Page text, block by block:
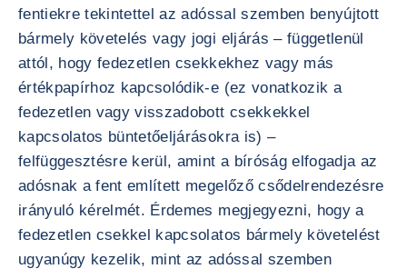
fentiekre tekintettel az adóssal szemben benyújtott
bármely követelés vagy jogi eljárás – függetlenül
attól, hogy fedezetlen csekkekhez vagy más
értékpapírhoz kapcsolódik-e (ez vonatkozik a
fedezetlen vagy visszadobott csekkekkel
kapcsolatos büntetőeljárásokra is) –
felfüggesztésre kerül, amint a bíróság elfogadja az
adósnak a fent említett megelőző csődelrendezésre
irányuló kérelmét. Érdemes megjegyezni, hogy a
fedezetlen csekkel kapcsolatos bármely követelést
ugyanúgy kezelik, mint az adóssal szemben